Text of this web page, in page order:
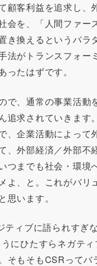
顧客利益を追求し、
会を、「人間ファー
き換えるというパラ
法がトランスフォー
ったはずです。
で、通常の事業活動
追求されていきます
、企業活動によって
、外部経済／外部不
つまでも社会・環境
よ、と。これがバリ
思います。
ティブに語られすぎ
にひたすらネガテ
そもそもCSRってバ